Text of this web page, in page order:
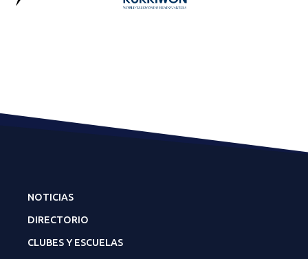
NOTICIAS
DIRECTORIO
CLUBES Y ESCUELAS